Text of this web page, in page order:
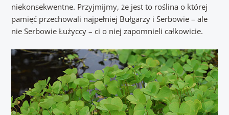
niekonsekwentne. Przyjmijmy, że jest to roślina o której
pamięć przechowali najpełniej Bułgarzy i Serbowie – ale
nie Serbowie Łużyccy – ci o niej zapomnieli całkowicie.